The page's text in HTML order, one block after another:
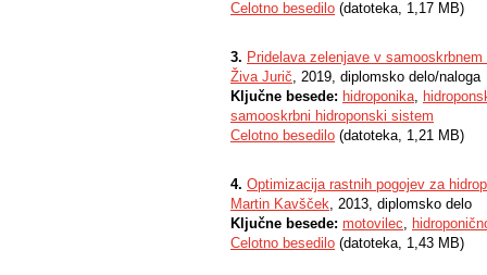
Celotno besedilo (datoteka, 1,17 MB)
3. Pridelava zelenjave v
Živa Jurič, 2019, diplomsko delo/naloga
Ključne besede: hidroponika,
samooskrbni hidroponski sistem
Celotno besedilo (datoteka, 1,21 MB)
4. Optimizacija rastnih pogojev za
Martin Kavšček, 2013, diplomsko delo
Ključne besede: motovilec,
Celotno besedilo (datoteka, 1,43 MB)